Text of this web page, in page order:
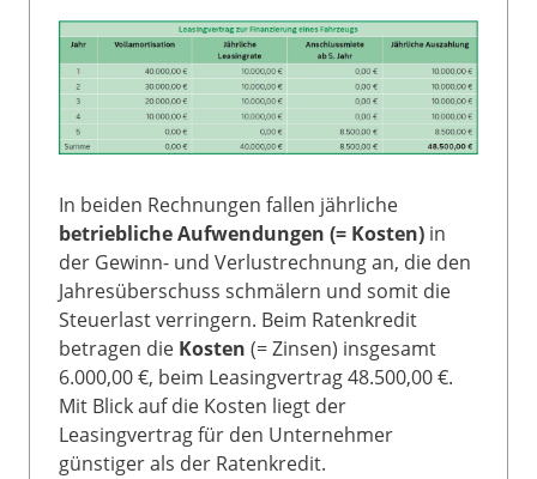
In beiden Rechnungen fallen jährliche
betriebliche Aufwendungen (= Kosten) in
der Gewinn- und Verlustrechnung an, die den
Jahresüberschuss schmälern und somit die
Steuerlast verringern. Beim Ratenkredit
betragen die Kosten (= Zinsen) insgesamt
6.000,00 €, beim Leasingvertrag 48.500,00 €.
Mit Blick auf die Kosten liegt der
Leasingvertrag für den Unternehmer
günstiger als der Ratenkredit.